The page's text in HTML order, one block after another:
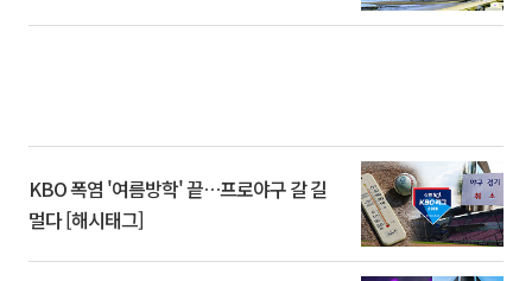
KBO 폭염 '여름방학' 끝…프로야구 갈 길
멀다 [해시태그]